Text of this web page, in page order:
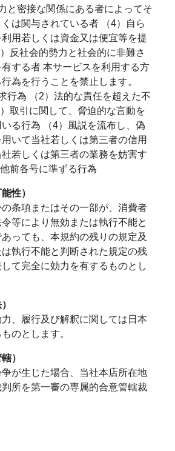
と密接な関係にある者によってそ
は関与されている者 （4）自ら
用若しくは資金又は便宜等を提
反社会的勢力と社会的に非難さ
する者 本サービスを利用する方
為を行うことを禁止します。
行為 （2）法的な責任を超えた不
取引に関して、脅迫的な言動を
る行為 （4）風説を流布し、偽
いて当社若しくは第三者の信用
若しくは第三者の業務を妨害す
前各号に準ずる行為
性）
条項またはその一部が、消費者
等により無効または執行不能と
っても、本規約の残りの規定及
執行不能と判断された規定の残
て完全に効力を有するものとし
、履行及び解釈に関しては日本
のとします。
）
が生じた場合、当社本店所在地
所を第一審の専属的合意管轄裁